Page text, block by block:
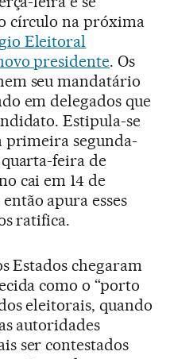
círculo na próxima
Eleitoral
presidente. Os
seu mandatário
em delegados que
Estipula-se
primeira segunda-
feira de
cai em 14 de
apura esses
ratifica.
Estados chegaram
como o “porto
eleitorais, quando
autoridades
ser contestados